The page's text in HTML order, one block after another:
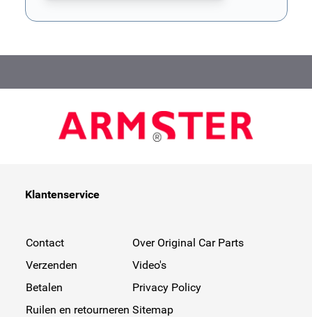
Dit formulier wordt beschermd door reCAPTCHA. Het
Klantenservice
Contact
Verzenden
Betalen
Ruilen en retourneren
Over Original Car Parts
Video's
Privacy Policy
Sitemap